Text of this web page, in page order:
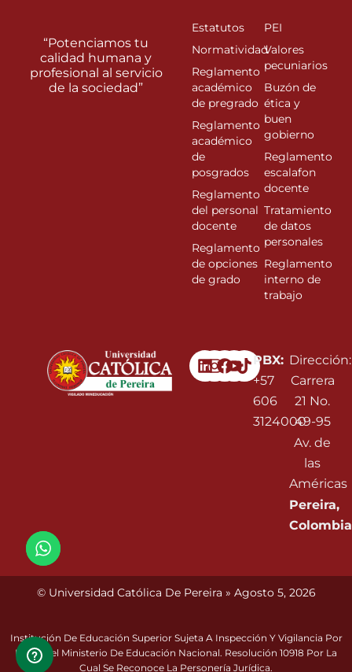
Linkedin
Instagram
Facebook
Youtube
PBX:
+57
606
3124000
Dirección:
Carrera
21 No.
49-95
Av. de
las
Américas
Pereira,
Colombia
“Potenciamos tu
calidad humana y
profesional al servicio
de la sociedad”
Estatutos
Normatividad
Reglamento
académico
de pregrado
Reglamento
académico
de
posgrados
Reglamento
del personal
docente
Reglamento
de opciones
de grado
PEI
Valores
pecuniarios
Buzón de
ética y
buen
gobierno
Reglamento
escalafon
docente
Tratamiento
de datos
personales
Reglamento
interno de
trabajo
© Universidad Católica De Pereira » Agosto 5, 2026
Institución De Educación Superior Sujeta A Inspección Y Vigilancia Por
Parte Del Ministerio De Educación Nacional. Resolución 10918 Por La
Cual Se Reconoce La Personería Jurídica.